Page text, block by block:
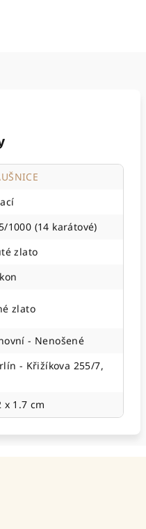
1000 (14 karátové)
zlato
zlato
- Nenošené
- Křižíkova 255/7,
x 1.7 cm